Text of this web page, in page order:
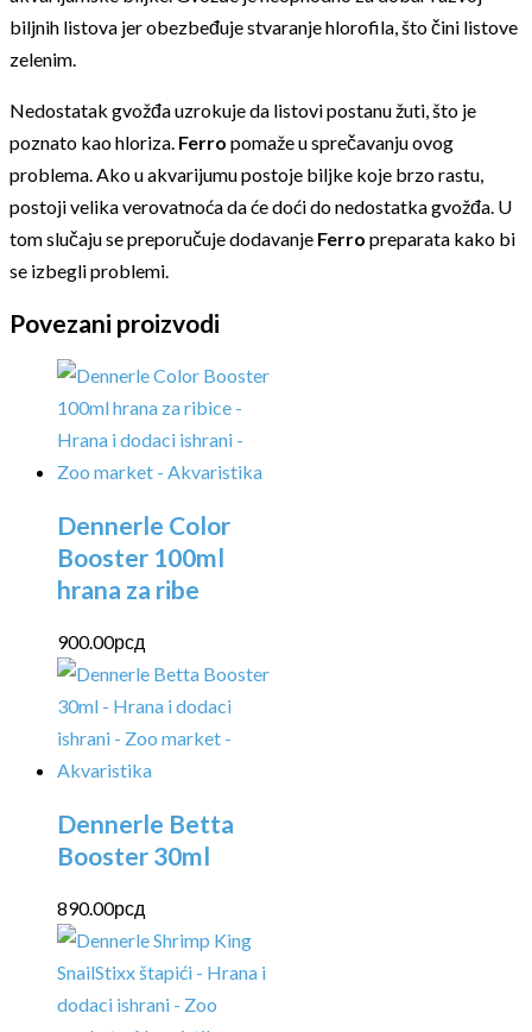
biljnih listova jer obezbeđuje stvaranje hlorofila, što čini listove
zelenim.
Nedostatak gvožđa uzrokuje da listovi postanu žuti, što je
poznato kao hloriza. Ferro pomaže u sprečavanju ovog
problema. Ako u akvarijumu postoje biljke koje brzo rastu,
postoji velika verovatnoća da će doći do nedostatka gvožđa. U
tom slučaju se preporučuje dodavanje Ferro preparata kako bi
se izbegli problemi.
Povezani proizvodi
Dennerle Color
Booster 100ml
hrana za ribe
900.00рсд
Dennerle Betta
Booster 30ml
890.00рсд